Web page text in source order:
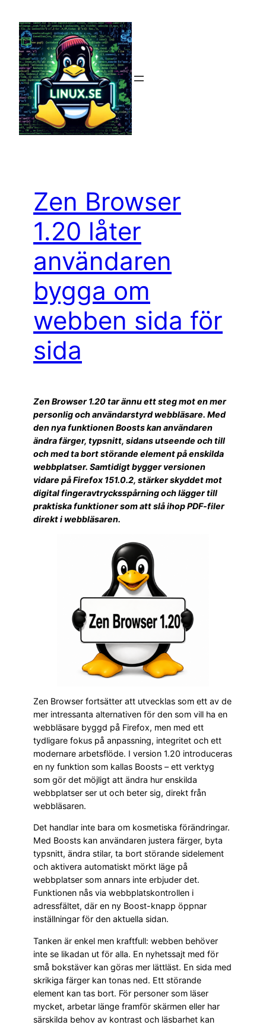
innehåll
Zen Browser
1.20 låter
användaren
bygga om
webben sida för
sida
Zen Browser 1.20 tar ännu ett steg mot en mer
personlig och användarstyrd webbläsare. Med
den nya funktionen Boosts kan användaren
ändra färger, typsnitt, sidans utseende och till
och med ta bort störande element på enskilda
webbplatser. Samtidigt bygger versionen
vidare på Firefox 151.0.2, stärker skyddet mot
digital fingeravtrycksspårning och lägger till
praktiska funktioner som att slå ihop PDF-filer
direkt i webbläsaren.
Zen Browser fortsätter att utvecklas som ett av de
mer intressanta alternativen för den som vill ha en
webbläsare byggd på Firefox, men med ett
tydligare fokus på anpassning, integritet och ett
modernare arbetsflöde. I version 1.20 introduceras
en ny funktion som kallas Boosts – ett verktyg
som gör det möjligt att ändra hur enskilda
webbplatser ser ut och beter sig, direkt från
webbläsaren.
Det handlar inte bara om kosmetiska förändringar.
Med Boosts kan användaren justera färger, byta
typsnitt, ändra stilar, ta bort störande sidelement
och aktivera automatiskt mörkt läge på
webbplatser som annars inte erbjuder det.
Funktionen nås via webbplatskontrollen i
adressfältet, där en ny Boost-knapp öppnar
inställningar för den aktuella sidan.
Tanken är enkel men kraftfull: webben behöver
inte se likadan ut för alla. En nyhetssajt med för
små bokstäver kan göras mer lättläst. En sida med
skrikiga färger kan tonas ned. Ett störande
element kan tas bort. För personer som läser
mycket, arbetar länge framför skärmen eller har
särskilda behov av kontrast och läsbarhet kan